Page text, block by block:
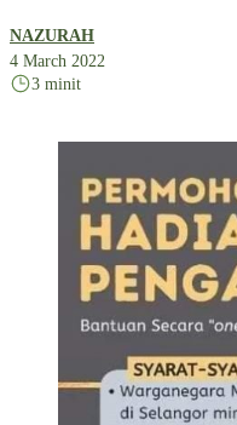
NAZURAH
4 March 2022
3 minit